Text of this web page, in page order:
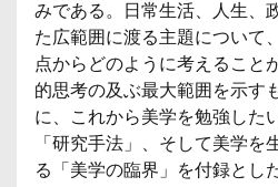
みである。日常生活、人生、
た広範囲に渡る主題について
点からどのように考えること
的思考の及ぶ最大範囲を示す
に、これから美学を勉強した
「研究手法」、そして美学を
る「美学の臨界」を付録とした